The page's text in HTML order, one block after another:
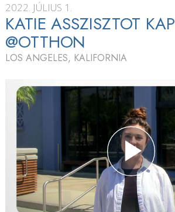
2022. JÚLIUS 1.
KATIE ASSZISZTOT KAP
@OTTHON
LOS ANGELES, KALIFORNIA